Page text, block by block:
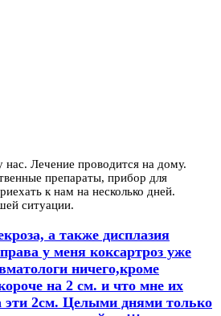
Лечение проводится на дому.
препараты, прибор для
к нам на несколько дней.
ситуации.
а также дисплазия
у меня коксартроз уже
ничего,кроме
на 2 см. и что мне их
эти 2см. Целыми днями только